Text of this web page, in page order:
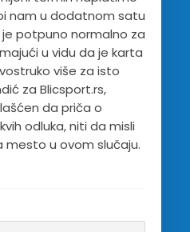
nam u dodatnom satu
potpuno normalno za
u vidu da je karta
više za isto
za Blicsport.rs,
da priča o
odluka, niti da misli
u ovom slučaju.